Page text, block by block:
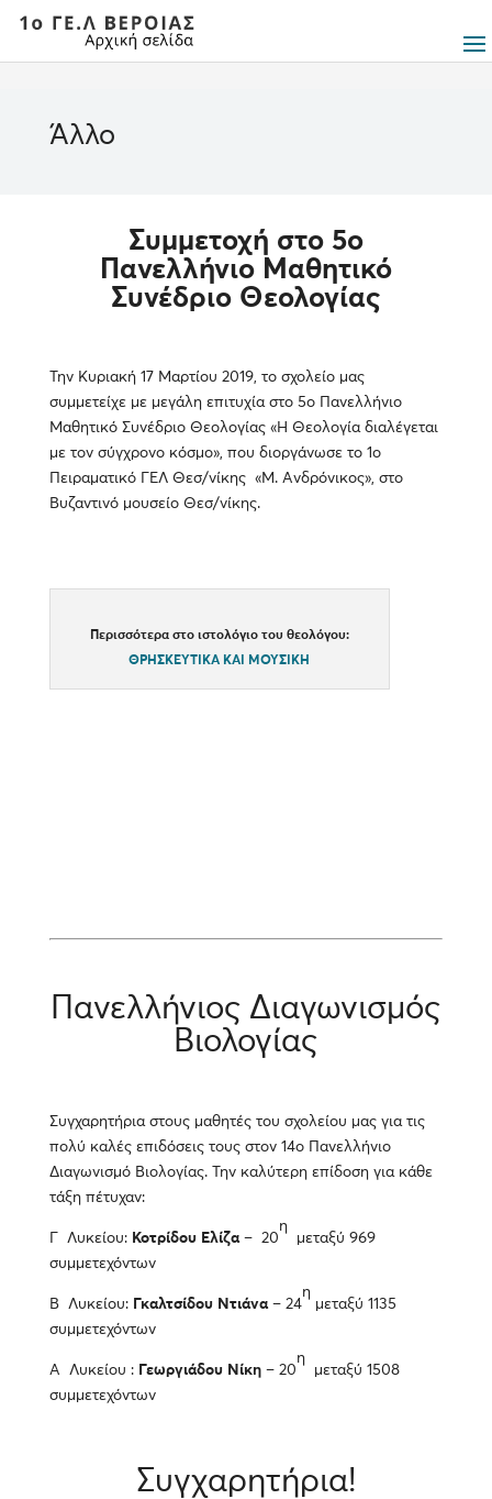
Άλλο
Συμμετοχή στο 5ο
Πανελλήνιο Μαθητικό
Συνέδριο Θεολογίας
Την Κυριακή 17 Μαρτίου 2019, το σχολείο μας
συμμετείχε με μεγάλη επιτυχία στο 5ο Πανελλήνιο
Μαθητικό Συνέδριο Θεολογίας «Η Θεολογία διαλέγεται
με τον σύγχρονο κόσμο», που διοργάνωσε το 1ο
Πειραματικό ΓΕΛ Θεσ/νίκης «Μ. Ανδρόνικος», στο
Βυζαντινό μουσείο Θεσ/νίκης.
Περισσότερα στο ιστολόγιο του θεολόγου:
ΘΡΗΣΚΕΥΤΙΚΑ ΚΑΙ ΜΟΥΣΙΚΗ
Πανελλήνιος Διαγωνισμός
Βιολογίας
Συγχαρητήρια στους μαθητές του σχολείου μας για τις
πολύ καλές επιδόσεις τους στον 14ο Πανελλήνιο
Διαγωνισμό Βιολογίας. Την καλύτερη επίδοση για κάθε
τάξη πέτυχαν:
Γ Λυκείου: Κοτρίδου Ελίζα– 20
η
μεταξύ 969
συμμετεχόντων
Β Λυκείου: Γκαλτσίδου Ντιάνα– 24
η
μεταξύ 1135
συμμετεχόντων
Α Λυκείου : Γεωργιάδου Νίκη– 20
η
μεταξύ 1508
συμμετεχόντων
Συγχαρητήρια!